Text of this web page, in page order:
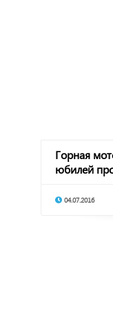
Горная
юбилей
04.07.2016